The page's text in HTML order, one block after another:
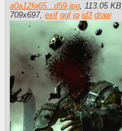
a0a12fa65...d59.jpg 113.05 KB
709x697, exif ggl iq id3 draw